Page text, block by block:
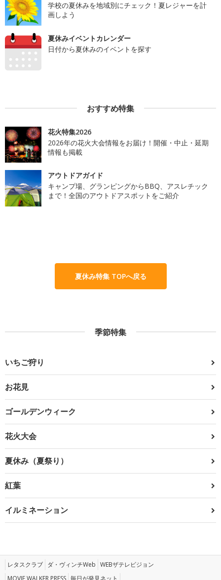
学校の夏休みを地域別にチェック！夏レジャーを計
画しよう
夏休みイベントカレンダー
日付から夏休みのイベントを探す
おすすめ特集
花火特集2026
2026年の花火大会情報をお届け！開催・中止・延期
情報も掲載
アウトドアガイド
キャンプ場、グランピングからBBQ、アスレチック
まで！全国のアウトドアスポットをご紹介
夏休み特集 TOPへ戻る
季節特集
いちご狩り
お花見
ゴールデンウィーク
花火大会
夏休み（夏祭り）
紅葉
イルミネーション
レタスクラブ ダ・ヴィンチWeb WEBザテレビジョン
MOVIE WALKER PRESS 毎日が発見ネット